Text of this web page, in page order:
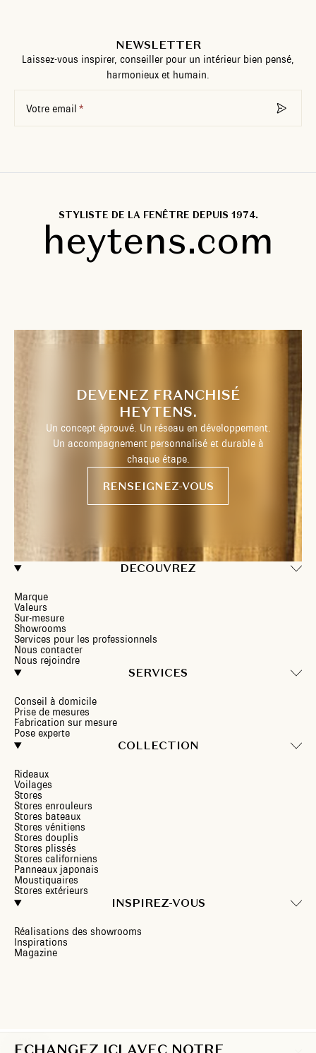
NEWSLETTER
Laissez-vous inspirer, conseiller pour un intérieur bien pensé,
harmonieux et humain.
Votre email
STYLISTE DE LA FENÊTRE DEPUIS 1974.
heytens.com
DECOUVREZ
Marque
Valeurs
Sur-mesure
Showrooms
Services pour les professionnels
Nous contacter
Nous rejoindre
SERVICES
Conseil à domicile
Prise de mesures
Fabrication sur mesure
Pose experte
COLLECTION
Rideaux
Voilages
Stores
Stores enrouleurs
Stores bateaux
Stores vénitiens
Stores douplis
Stores plissés
Stores californiens
Panneaux japonais
Moustiquaires
Stores extérieurs
INSPIREZ-VOUS
Réalisations des showrooms
Inspirations
Magazine
DEVENEZ FRANCHISÉ
HEYTENS.
Un concept éprouvé. Un réseau en développement.
Un accompagnement personnalisé et durable à
chaque étape.
RENSEIGNEZ-VOUS